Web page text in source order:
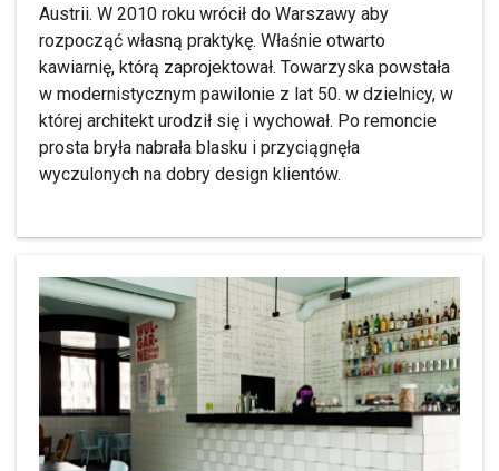
Austrii. W 2010 roku wrócił do Warszawy aby
rozpocząć własną praktykę. Właśnie otwarto
kawiarnię, którą zaprojektował. Towarzyska powstała
w modernistycznym pawilonie z lat 50. w dzielnicy, w
której architekt urodził się i wychował. Po remoncie
prosta bryła nabrała blasku i przyciągnęła
wyczulonych na dobry design klientów.